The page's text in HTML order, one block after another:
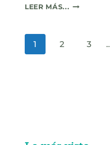
LEER MÁS... DELITOS
HACIA
Page
1 2 3